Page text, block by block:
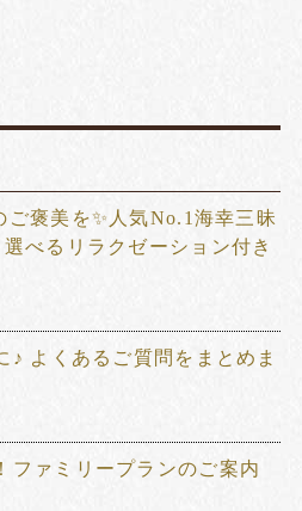
ご褒美を✨人気No.1海幸三昧
べるリラクゼーション付き
♪ よくあるご質問をまとめま
ファミリープランのご案内